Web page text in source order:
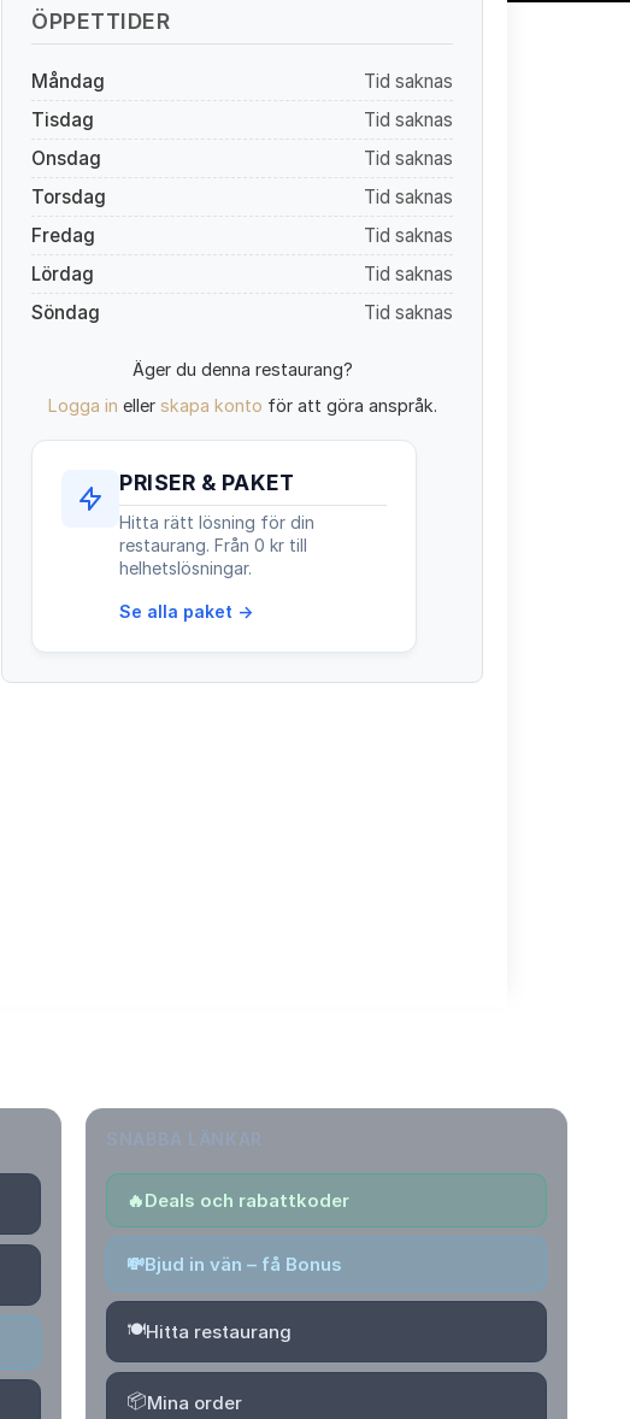
ÖPPETTIDER
Måndag
Tid saknas
Tisdag
Tid saknas
Onsdag
Tid saknas
Torsdag
Tid saknas
Fredag
Tid saknas
Lördag
Tid saknas
Söndag
Tid saknas
Äger du denna restaurang?
Logga in eller skapa konto för att göra anspråk.
PRISER & PAKET
Hitta rätt lösning för din
restaurang. Från 0 kr till
helhetslösningar.
Se alla paket →
🔥Deals och rabattkoder
💸Bjud in vän – få Bonus
🍽️Hitta restaurang
📦Mina order